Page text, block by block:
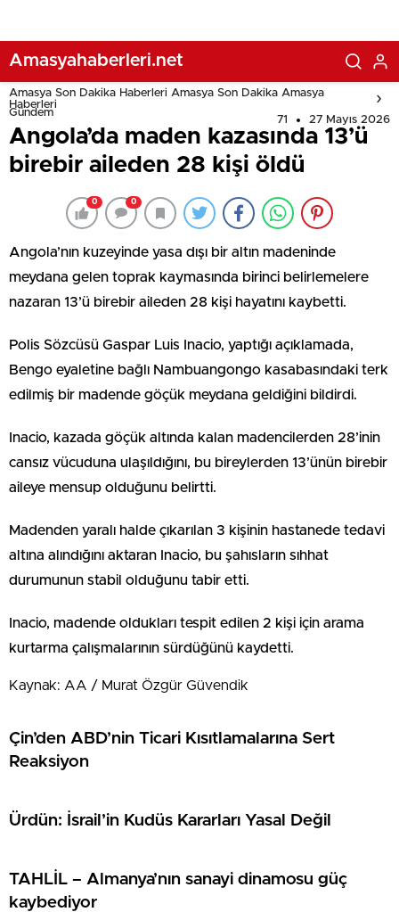
Amasyahaberleri.net
Amasya Son Dakika Haberleri Amasya Son Dakika Amasya
Haberleri
Gündem
71 27 Mayıs 2026
Angola’da maden kazasında 13’ü
birebir aileden 28 kişi öldü
0 0
Angola’nın kuzeyinde yasa dışı bir altın madeninde
meydana gelen toprak kaymasında birinci belirlemelere
nazaran 13’ü birebir aileden 28 kişi hayatını kaybetti.
Polis Sözcüsü Gaspar Luis Inacio, yaptığı açıklamada,
Bengo eyaletine bağlı Nambuangongo kasabasındaki terk
edilmiş bir madende göçük meydana geldiğini bildirdi.
Inacio, kazada göçük altında kalan madencilerden 28’inin
cansız vücuduna ulaşıldığını, bu bireylerden 13’ünün birebir
aileye mensup olduğunu belirtti.
Madenden yaralı halde çıkarılan 3 kişinin hastanede tedavi
altına alındığını aktaran Inacio, bu şahısların sıhhat
durumunun stabil olduğunu tabir etti.
Inacio, madende oldukları tespit edilen 2 kişi için arama
kurtarma çalışmalarının sürdüğünü kaydetti.
Kaynak: AA / Murat Özgür Güvendik
Çin’den ABD’nin Ticari Kısıtlamalarına Sert
Reaksiyon
Ürdün: İsrail’in Kudüs Kararları Yasal Değil
TAHLİL – Almanya’nın sanayi dinamosu güç
kaybediyor